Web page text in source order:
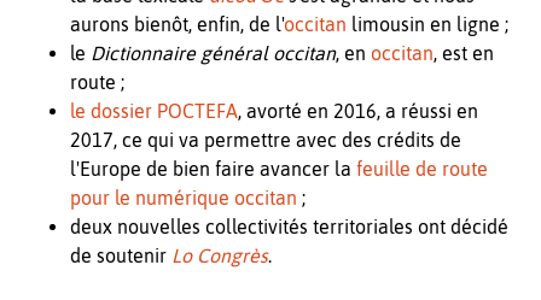
aurons bienôt, enfin, de l'occitan limousin en ligne ;
le Dictionnaire général occitan, en occitan, est en
route ;
le dossier POCTEFA, avorté en 2016, a réussi en
2017, ce qui va permettre avec des crédits de
l'Europe de bien faire avancer la feuille de route
pour le numérique occitan ;
deux nouvelles collectivités territoriales ont décidé
de soutenir Lo Congrès.